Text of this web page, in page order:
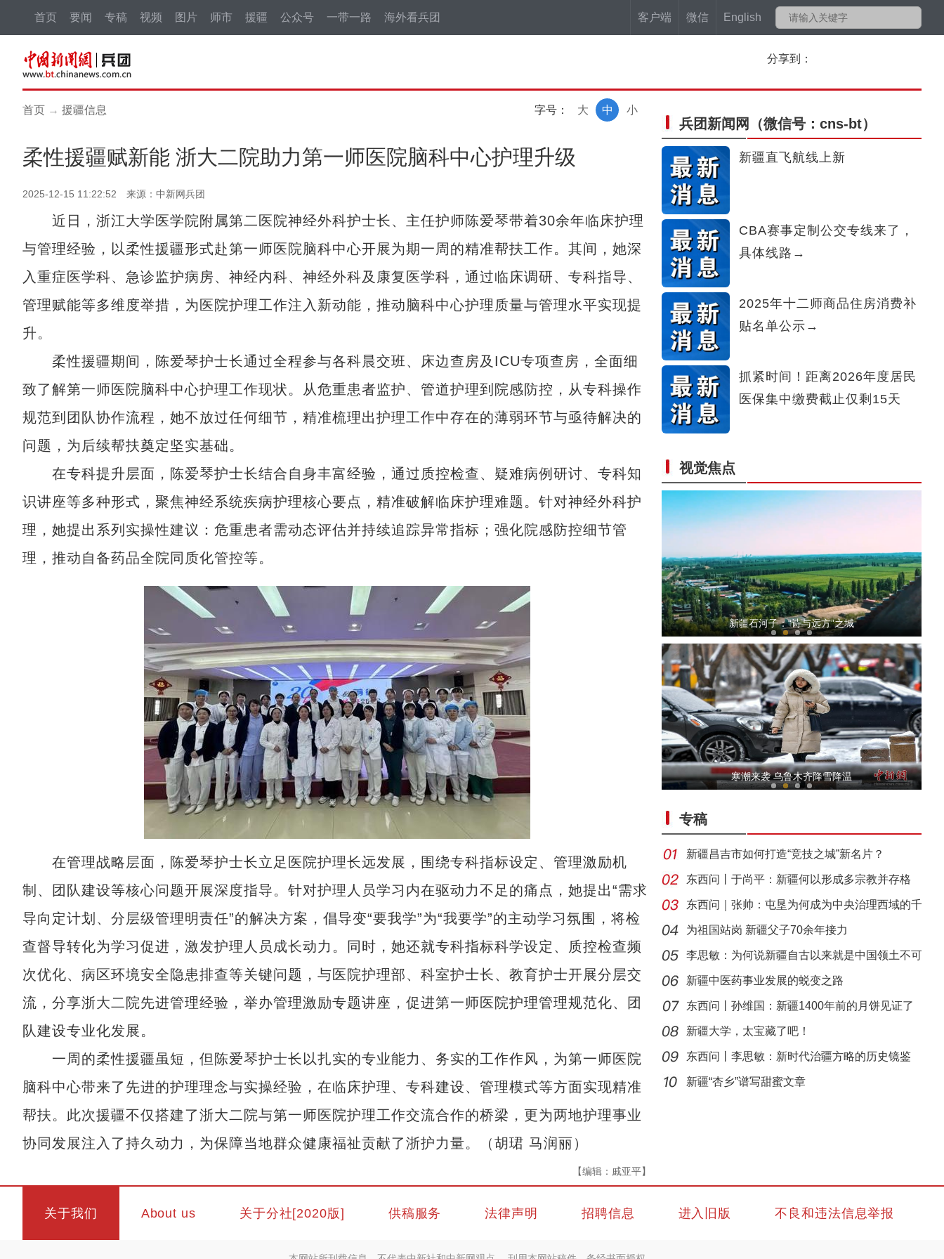
客户端 微信 English
首页 要闻 专稿 视频 图片 师市 援疆 公众号 一带一路 海外看兵团
分享到：
首页 → 援疆信息 字号： 小
中
大
柔性援疆赋新能 浙大二院助力第一师医院脑科中心护理升级
2025-12-15 11:22:52 来源：中新网兵团
近日，浙江大学医学院附属第二医院神经外科护士长、主任护师陈爱琴带着30余年临床护理
与管理经验，以柔性援疆形式赴第一师医院脑科中心开展为期一周的精准帮扶工作。其间，她深
入重症医学科、急诊监护病房、神经内科、神经外科及康复医学科，通过临床调研、专科指导、
管理赋能等多维度举措，为医院护理工作注入新动能，推动脑科中心护理质量与管理水平实现提
升。
柔性援疆期间，陈爱琴护士长通过全程参与各科晨交班、床边查房及ICU专项查房，全面细
致了解第一师医院脑科中心护理工作现状。从危重患者监护、管道护理到院感防控，从专科操作
规范到团队协作流程，她不放过任何细节，精准梳理出护理工作中存在的薄弱环节与亟待解决的
问题，为后续帮扶奠定坚实基础。
在专科提升层面，陈爱琴护士长结合自身丰富经验，通过质控检查、疑难病例研讨、专科知
识讲座等多种形式，聚焦神经系统疾病护理核心要点，精准破解临床护理难题。针对神经外科护
理，她提出系列实操性建议：危重患者需动态评估并持续追踪异常指标；强化院感防控细节管
理，推动自备药品全院同质化管控等。
在管理战略层面，陈爱琴护士长立足医院护理长远发展，围绕专科指标设定、管理激励机
制、团队建设等核心问题开展深度指导。针对护理人员学习内在驱动力不足的痛点，她提出“需求
导向定计划、分层级管理明责任”的解决方案，倡导变“要我学”为“我要学”的主动学习氛围，将检
查督导转化为学习促进，激发护理人员成长动力。同时，她还就专科指标科学设定、质控检查频
次优化、病区环境安全隐患排查等关键问题，与医院护理部、科室护士长、教育护士开展分层交
流，分享浙大二院先进管理经验，举办管理激励专题讲座，促进第一师医院护理管理规范化、团
队建设专业化发展。
一周的柔性援疆虽短，但陈爱琴护士长以扎实的专业能力、务实的工作作风，为第一师医院
脑科中心带来了先进的护理理念与实操经验，在临床护理、专科建设、管理模式等方面实现精准
帮扶。此次援疆不仅搭建了浙大二院与第一师医院护理工作交流合作的桥梁，更为两地护理事业
协同发展注入了持久动力，为保障当地群众健康福祉贡献了浙护力量。（胡珺 马润丽）
【编辑：戚亚平】
兵团新闻网 （微信号：cns-bt）
新疆直飞航线上新
CBA赛事定制公交专线来了，
具体线路→
2025年十二师商品住房消费补
贴名单公示→
抓紧时间！距离2026年度居民
医保集中缴费截止仅剩15天
视觉焦点
侨乡故事 | 艾斯提拉：把新疆的马文化讲给世
新疆4000亩沙漠盐碱水稻丰收
新疆石河子：“诗与远方”之城
侨乡故事 | 阿迪拉：我的十年 与古城共成长
新疆4000亩沙漠盐碱水稻丰收
寒潮来袭 乌鲁木齐降雪降温
专稿
新疆昌吉市如何打造“竞技之城”新名片？
东西问丨于尚平：新疆何以形成多宗教并存格
局？
东西问｜张帅：屯垦为何成为中央治理西域的千
年良
为祖国站岗 新疆父子70余年接力
李思敏：为何说新疆自古以来就是中国领土不可
分割
新疆中医药事业发展的蜕变之路
东西问丨孙维国：新疆1400年前的月饼见证了
什么？
新疆大学，太宝藏了吧！
东西问丨李思敏：新时代治疆方略的历史镜鉴
新疆“杏乡”谱写甜蜜文章
关于我们 About us 关于分社[2020版] 供稿服务 法律声明 招聘信息 进入旧版 不良和违法信息举报